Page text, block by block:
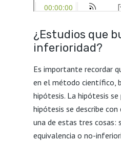
¿Estudios que
inferioridad?
Es importante recordar
en el método científico,
hipótesis. La hipótesis se
hipótesis se describe
una de estas tres cosas:
equivalencia o no-